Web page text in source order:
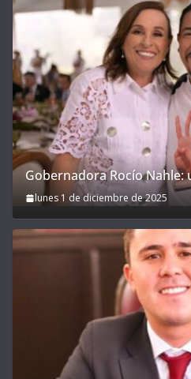
Gobernadora Rocío Nahle:
lunes 1 de diciembre de 2025